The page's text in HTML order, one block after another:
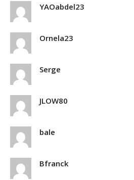
YAOabdel23
Ornela23
Serge
JLOW80
bale
Bfranck